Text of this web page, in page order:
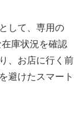
して、専用の
庫状況を確認
、お店に行く前
避けたスマート